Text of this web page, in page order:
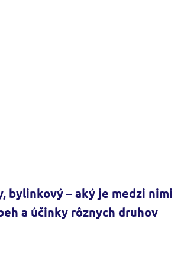
bylinkový – aký je medzi nimi
a účinky rôznych druhov